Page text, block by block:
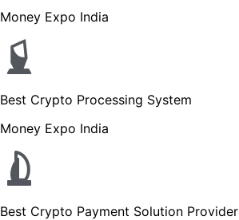
Money Expo India
Best Crypto Processing System
Money Expo India
Best Crypto Payment Solution Provider